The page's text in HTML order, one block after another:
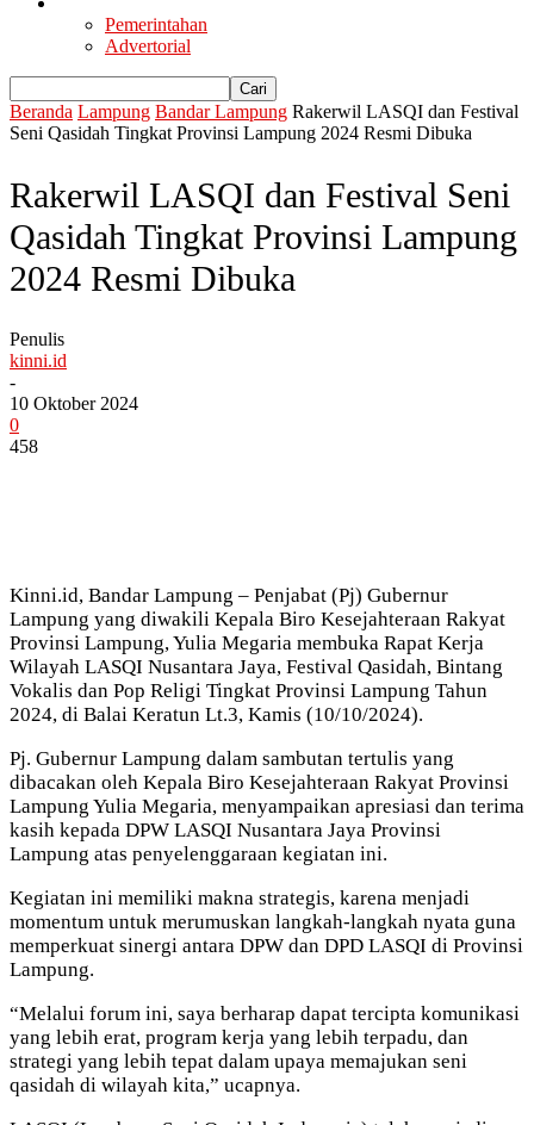
Pemerintahan
Advertorial
Beranda Lampung Bandar Lampung Rakerwil LASQI dan Festival
Seni Qasidah Tingkat Provinsi Lampung 2024 Resmi Dibuka
Rakerwil LASQI dan Festival Seni
Qasidah Tingkat Provinsi Lampung
2024 Resmi Dibuka
Penulis
kinni.id
-
10 Oktober 2024
0
458
Kinni.id, Bandar Lampung – Penjabat (Pj) Gubernur
Lampung yang diwakili Kepala Biro Kesejahteraan Rakyat
Provinsi Lampung, Yulia Megaria membuka Rapat Kerja
Wilayah LASQI Nusantara Jaya, Festival Qasidah, Bintang
Vokalis dan Pop Religi Tingkat Provinsi Lampung Tahun
2024, di Balai Keratun Lt.3, Kamis (10/10/2024).
Pj. Gubernur Lampung dalam sambutan tertulis yang
dibacakan oleh Kepala Biro Kesejahteraan Rakyat Provinsi
Lampung Yulia Megaria, menyampaikan apresiasi dan terima
kasih kepada DPW LASQI Nusantara Jaya Provinsi
Lampung atas penyelenggaraan kegiatan ini.
Kegiatan ini memiliki makna strategis, karena menjadi
momentum untuk merumuskan langkah-langkah nyata guna
memperkuat sinergi antara DPW dan DPD LASQI di Provinsi
Lampung.
“Melalui forum ini, saya berharap dapat tercipta komunikasi
yang lebih erat, program kerja yang lebih terpadu, dan
strategi yang lebih tepat dalam upaya memajukan seni
qasidah di wilayah kita,” ucapnya.